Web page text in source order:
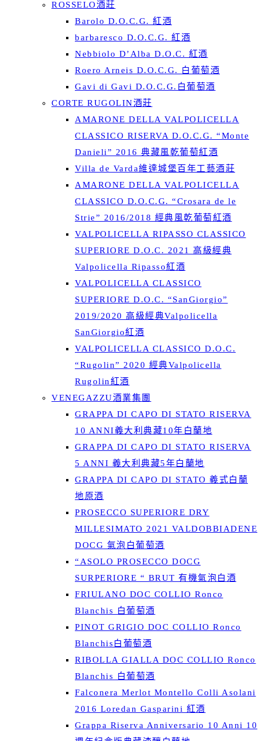
ROSSELO酒莊
Barolo D.O.C.G. 紅酒
barbaresco D.O.C.G. 紅酒
Nebbiolo D’Alba D.O.C. 紅酒
Roero Arneis D.O.C.G. 白葡萄酒
Gavi di Gavi D.O.C.G.白葡萄酒
CORTE RUGOLIN酒莊
AMARONE DELLA VALPOLICELLA
CLASSICO RISERVA D.O.C.G. “Monte
Danieli” 2016 典藏風乾葡萄紅酒
Villa de Varda維達城堡百年工藝酒莊
AMARONE DELLA VALPOLICELLA
CLASSICO D.O.C.G. “Crosara de le
Strie” 2016/2018 經典風乾葡萄紅酒
VALPOLICELLA RIPASSO CLASSICO
SUPERIORE D.O.C. 2021 高級經典
Valpolicella Ripasso紅酒
VALPOLICELLA CLASSICO
SUPERIORE D.O.C. “SanGiorgio”
2019/2020 高級經典Valpolicella
SanGiorgio紅酒
VALPOLICELLA CLASSICO D.O.C.
“Rugolin” 2020 經典Valpolicella
Rugolin紅酒
VENEGAZZU酒業集團
GRAPPA DI CAPO DI STATO RISERVA
10 ANNI義大利典藏10年白蘭地
GRAPPA DI CAPO DI STATO RISERVA
5 ANNI 義大利典藏5年白蘭地
GRAPPA DI CAPO DI STATO 義式白蘭
地原酒
PROSECCO SUPERIORE DRY
MILLESIMATO 2021 VALDOBBIADENE
DOCG 氣泡白葡萄酒
“ASOLO PROSECCO DOCG
SURPERIORE “ BRUT 有機氣泡白酒
FRIULANO DOC COLLIO Ronco
Blanchis 白葡萄酒
PINOT GRIGIO DOC COLLIO Ronco
Blanchis白葡萄酒
RIBOLLA GIALLA DOC COLLIO Ronco
Blanchis 白葡萄酒
Falconera Merlot Montello Colli Asolani
2016 Loredan Gasparini 紅酒
Grappa Riserva Anniversario 10 Anni 10